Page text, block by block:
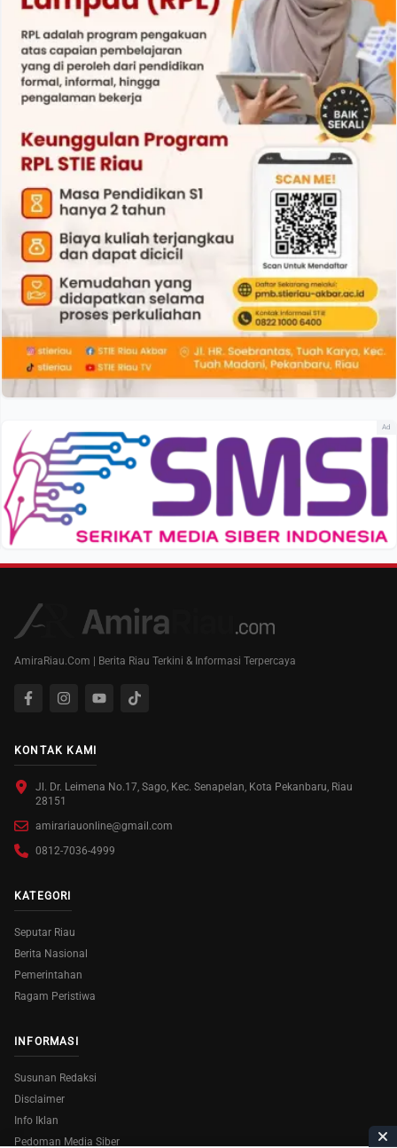
Ad
AmiraRiau.Com | Berita Riau Terkini & Informasi Terpercaya
KONTAK KAMI
Jl. Dr. Leimena No.17, Sago, Kec. Senapelan, Kota Pekanbaru, Riau
28151
amirariauonline@gmail.com
0812-7036-4999
KATEGORI
Seputar Riau
Berita Nasional
Pemerintahan
Ragam Peristiwa
INFORMASI
Susunan Redaksi
Disclaimer
Info Iklan
Pedoman Media Siber